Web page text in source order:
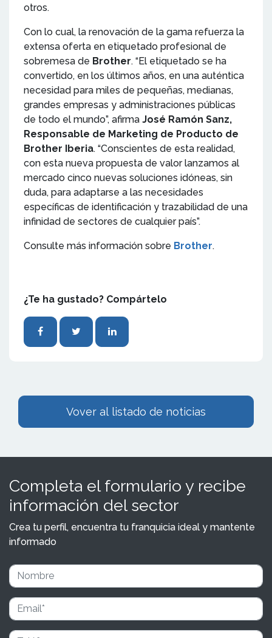
otros.
Con lo cual, la renovación de la gama refuerza la
extensa oferta en etiquetado profesional de
sobremesa de Brother. “El etiquetado se ha
convertido, en los últimos años, en una auténtica
necesidad para miles de pequeñas, medianas,
grandes empresas y administraciones públicas
de todo el mundo”, afirma José Ramón Sanz,
Responsable de Marketing de Producto de
Brother Iberia. “Conscientes de esta realidad,
con esta nueva propuesta de valor lanzamos al
mercado cinco nuevas soluciones idóneas, sin
duda, para adaptarse a las necesidades
específicas de identificación y trazabilidad de una
infinidad de sectores de cualquier país”.
Consulte más información sobre Brother.
¿Te ha gustado? Compártelo
Vover al listado de noticias
Completa el formulario y recibe
información del sector
Crea tu perfil, encuentra tu franquicia ideal y mantente
informado